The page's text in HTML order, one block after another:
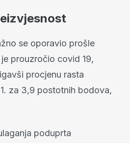
se oporavio prošle
prouzročio covid 19,
procjenu rasta
za 3,9 postotnih bodova,
poduprta